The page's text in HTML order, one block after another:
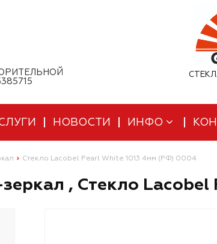
НОВОСТИ ИНФО
Стекло Lacobel Pearl White 1013 4мм (РФ) 0004
, Стекло